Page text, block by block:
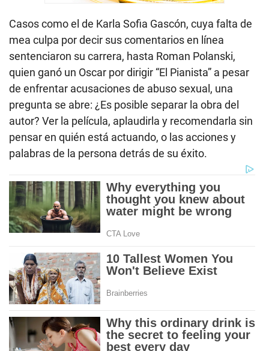
Casos como el de Karla Sofia Gascón, cuya falta de
mea culpa por decir sus comentarios en línea
sentenciaron su carrera, hasta Roman Polanski,
quien ganó un Oscar por dirigir “El Pianista” a pesar
de enfrentar acusaciones de abuso sexual, una
pregunta se abre: ¿Es posible separar la obra del
autor? Ver la película, aplaudirla y recomendarla sin
pensar en quién está actuando, o las acciones y
palabras de la persona detrás de su éxito.